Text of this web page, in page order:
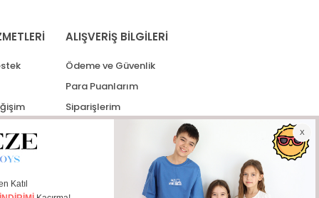
ALIŞVERİŞ BİLGİLERİ
Ödeme ve Güvenlik
Para Puanlarım
Siparişlerim